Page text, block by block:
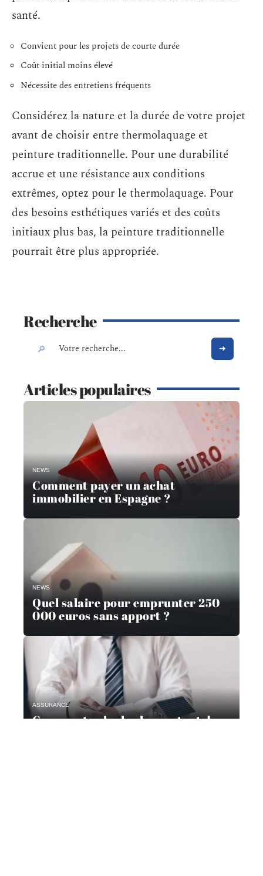
santé.
Convient pour les projets de courte durée
Coût initial moins élevé
Nécessite des entretiens fréquents
Considérez la nature et la durée de votre projet
avant de choisir entre thermolaquage et
peinture traditionnelle. Pour une durabilité
accrue et une résistance aux conditions
extrêmes, optez pour le thermolaquage. Pour
des besoins esthétiques variés et des coûts
initiaux plus bas, la peinture traditionnelle
pourrait être plus appropriée.
Recherche
Articles populaires
NEWS
Comment payer un achat
immobilier en Espagne ?
NEWS
Quel salaire pour emprunter 250
000 euros sans apport ?
ASSURANCE
Comment calculer le montant de